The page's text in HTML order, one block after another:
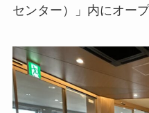
センター）」内にオー